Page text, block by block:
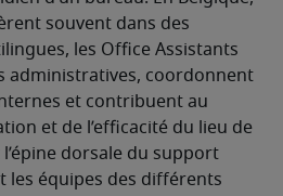
souvent dans des
les Office Assistants
administratives, coordonnent
et contribuent au
et de l’efficacité du lieu de
dorsale du support
les équipes des différents